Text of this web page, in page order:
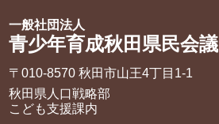
一般社団法人
青少年育成秋田県民会議
〒010-8570 秋田市山王4丁目1‐1
秋田県人口戦略部
こども支援課内